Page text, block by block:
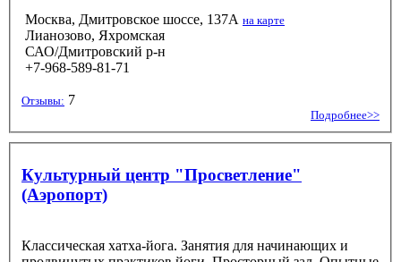
Москва, Дмитровское шоссе, 137А на карте
Лианозово, Яхромская
САО/Дмитровский р-н
+7-968-589-81-71
Отзывы: 7
Подробнее>>
Культурный центр "Просветление"
(Аэропорт)
Классическая хатха-йога. Занятия для начинающих и